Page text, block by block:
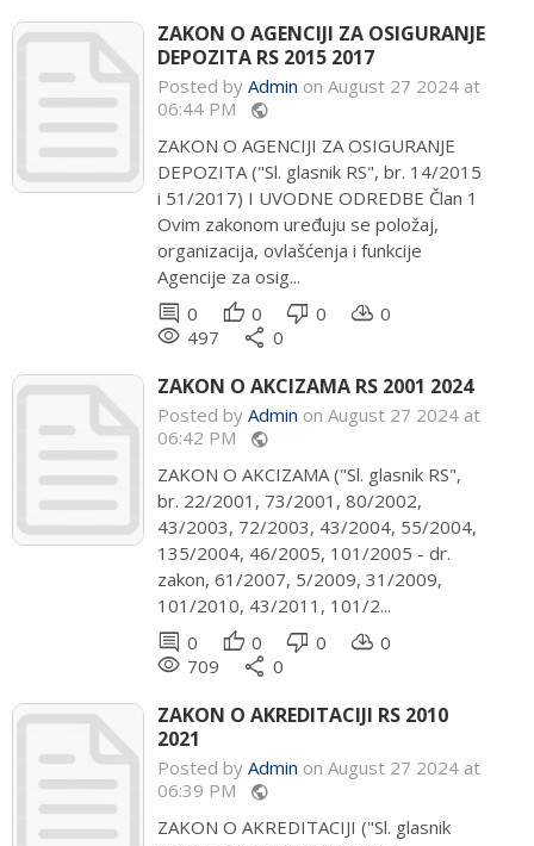
ZAKON O AGENCIJI ZA OSIGURANJE
DEPOZITA RS 2015 2017
Posted by Admin on August 27 2024 at
06:44 PM public
ZAKON O AGENCIJI ZA OSIGURANJE
DEPOZITA ("Sl. glasnik RS", br. 14/2015
i 51/2017) I UVODNE ODREDBE Član 1
Ovim zakonom uređuju se položaj,
organizacija, ovlašćenja i funkcije
Agencije za osig...
comment 0 thumb_up 0 thumb_down 0 cloud_download 0
remove_red_eye 497 share 0
ZAKON O AKCIZAMA RS 2001 2024
Posted by Admin on August 27 2024 at
06:42 PM public
ZAKON O AKCIZAMA ("Sl. glasnik RS",
br. 22/2001, 73/2001, 80/2002,
43/2003, 72/2003, 43/2004, 55/2004,
135/2004, 46/2005, 101/2005 - dr.
zakon, 61/2007, 5/2009, 31/2009,
101/2010, 43/2011, 101/2...
comment 0 thumb_up 0 thumb_down 0 cloud_download 0
remove_red_eye 709 share 0
ZAKON O AKREDITACIJI RS 2010
2021
Posted by Admin on August 27 2024 at
06:39 PM public
ZAKON O AKREDITACIJI ("Sl. glasnik